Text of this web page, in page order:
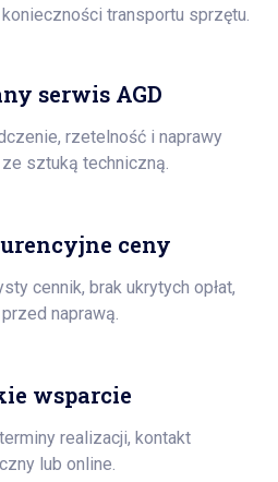
transportu sprzętu.
serwis AGD
rzetelność i naprawy
sztuką techniczną.
ceny
cennik, brak ukrytych opłat,
naprawą.
wsparcie
realizacji, kontakt
lub online.